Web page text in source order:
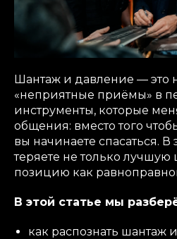
Шантаж и давление — это
«неприятные приёмы» в
инструменты, которые
общения: вместо того
вы начинаете спасаться. В
теряете не только лучшую
позицию как
В этой статье мы
как распознать шантаж